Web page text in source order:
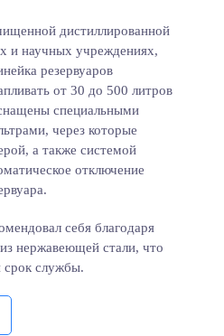
дистиллированной
и научных учреждениях,
резервуаров
от 30 до 500 литров
специальными
через которые
а также системой
отключение
себя благодаря
нержавеющей стали, что
срок службы.